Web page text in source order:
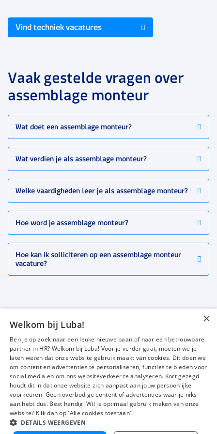
Vind techniek vacatures
Vaak gestelde vragen over
assemblage monteur
Wat doet een assemblage monteur?
Wat verdien je als assemblage monteur?
Welke vaardigheden leer je als assemblage monteur?
Hoe word je assemblage monteur?
Hoe kan ik solliciteren op een assemblage monteur
vacature?
Werken bij Luba
Voor werkgevers
Mijn Luba
Contact
InstagramFacebookLinkedIn YouTube
Luba wordt beoordeeld met een
×
Welkom bij Luba!
Ben je op zoek naar een leuke nieuwe baan of naar een betrouwbare
partner in HR? Welkom bij Luba! Voor je verder gaat, moeten we je
laten weten dat onze website gebruik maakt van cookies. Dit doen we
om content en advertenties te personaliseren, functies te bieden voor
social media en om ons websiteverkeer te analyseren. Kort gezegd
houdt dit in dat onze website zich aanpast aan jouw persoonlijke
voorkeuren. Geen overbodige content of advertenties waar je niks
aan hebt dus. Best handig! Wil je optimaal gebruik maken van onze
website? Klik dan op 'Alle cookies toestaan'.
DETAILS WEERGEVEN